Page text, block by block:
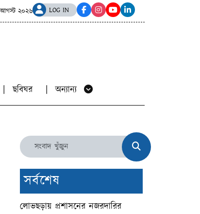
অভিযোগ, বানিয়াচংয়ে এনসিপি নেতাসহ দুইজনের বিরুদ্ধে
২০২৬ LOG IN
ছবিঘর অন্যান্য
সর্বশেষ
লোভছড়ায় প্রশাসনের নজরদারির